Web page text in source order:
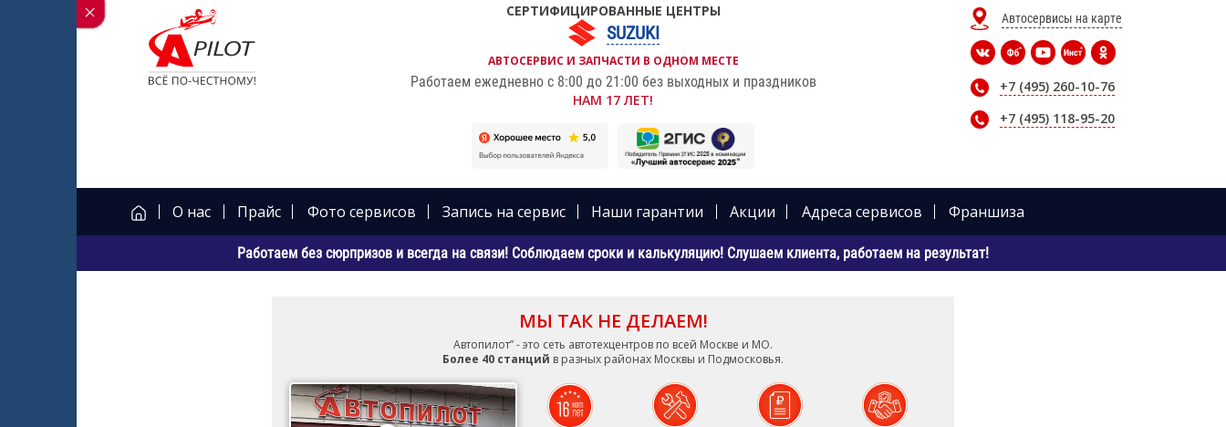
СЕРТИФИЦИРОВАННЫЕ ЦЕНТРЫ
SUZUKI
АВТОСЕРВИС И ЗАПЧАСТИ В ОДНОМ МЕСТЕ
Работаем ежедневно с 8:00 до 21:00 без выходных и праздников
НАМ 17 ЛЕТ!
Автосервисы на карте
+7 (495) 260-10-76
+7 (495) 118-95-20
О нас Прайс Фото сервисов Запись на сервис Наши гарантии Акции Адреса сервисов Франшиза
Работаем без сюрпризов и всегда на связи! Соблюдаем сроки и калькуляцию! Слушаем клиента, работаем на результат!
МЫ ТАК НЕ ДЕЛАЕМ!
Автопилот” - это сеть автотехцентров по всей Москве и МО.
Более 40 станций в разных районах Москвы и Подмосковья.